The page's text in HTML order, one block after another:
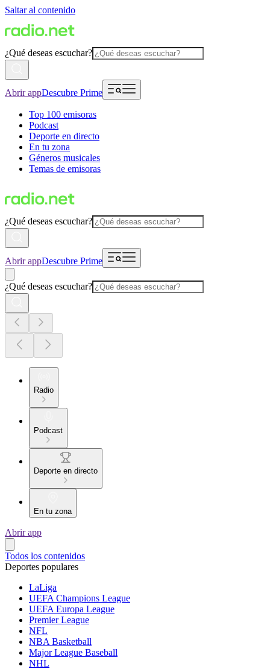
Saltar al contenido
¿Qué deseas escuchar?
Abrir appDescubre Prime
Top 100 emisoras
Podcast
Deporte en directo
En tu zona
Géneros musicales
Temas de emisoras
¿Qué deseas escuchar?
Abrir appDescubre Prime
¿Qué deseas escuchar?
Radio
Podcast
Deporte en directo
En tu zona
Abrir app
Todos los contenidos
Deportes populares
LaLiga
UEFA Champions League
UEFA Europa League
Premier League
NFL
NBA Basketball
Major League Baseball
NHL